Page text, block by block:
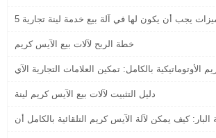
ميزات يجب أن يكون لها في آلة بيع خدمة لينة تجارية
خطة الربح لآلات بيع الآيس كريم
الأوتوماتيكية بالكامل: تمكين العلامات التجارية الآي
دليل التثبيت لآلات بيع الآيس كريم لينة
البار: كيف يمكن لآلة الآيس كريم التلقائية بالكامل أن